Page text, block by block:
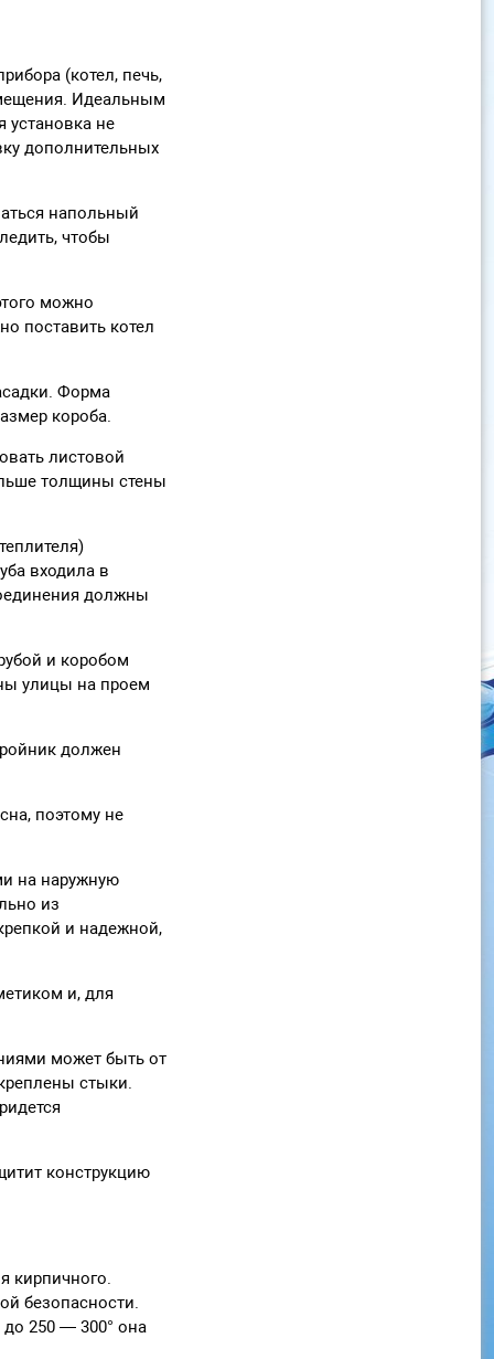
(котел, печь,
Идеальным
установка не
дополнительных
напольный
чтобы
можно
поставить котел
Форма
короба.
листовой
толщины стены
входила в
должны
и коробом
улицы на проем
должен
поэтому не
на наружную
из
и надежной,
и, для
может быть от
стыки.
конструкцию
кирпичного.
безопасности.
до 250 — 300° она